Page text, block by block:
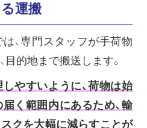
運搬
、専門スタッフが手荷物
目的地まで搬送します。
やすいように、荷物は始
く範囲内にあるため、輸
クを大幅に減らすことが